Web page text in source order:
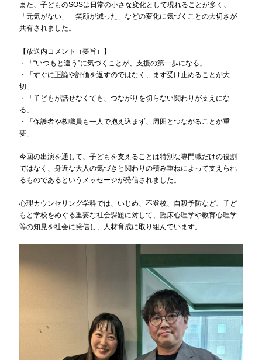
また、子どものSOSは日常の小さな変化として現れることが多く、
「元気がない」「笑顔が減った」などの変化に気づくことの大切さが
共有されました。
【放送内コメント（要旨）】
・「“いつもと違う”に気づくことが、支援の第一歩になる」
・「すぐに正論や評価を返すのではなく、まず受け止めることが大
切」
・「子どもが話せなくても、つながりを切らない関わりが支えにな
る」
・「保護者や教職員も一人で抱え込まず、周囲とつながることが重
要」
今回の出演を通して、子どもを支えることは特別な専門職だけの役割
ではなく、身近な大人の気づきと関わりの積み重ねによって支えられ
るものであるというメッセージが発信されました。
心理カウンセリング学科では、いじめ、不登校、自殺予防など、子ど
もと学校をめぐる重要な社会課題に対して、臨床心理学や教育心理学
等の知見を社会に発信し、人材育成に取り組んでいます。